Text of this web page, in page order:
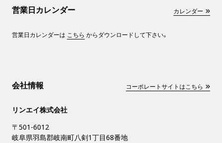
営業日カレンダー カレンダー
営業日カレンダーは こちら からダウンロードして下さい。
会社情報 コーポレートサイトはこちら
リンエイ株式会社
〒501-6012
岐阜県羽島郡岐南町八剣1丁目68番地